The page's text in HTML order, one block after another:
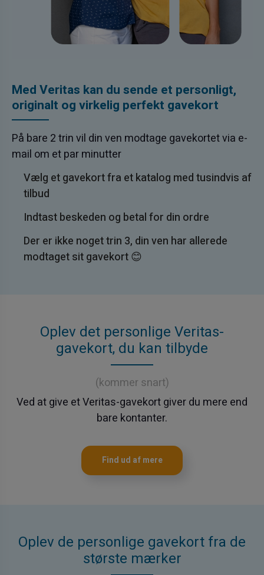
Med Veritas kan du sende et personligt,
originalt og virkelig perfekt gavekort
På bare 2 trin vil din ven modtage gavekortet via e-
mail om et par minutter
Vælg et gavekort fra et katalog med tusindvis af
tilbud
Indtast beskeden og betal for din ordre
Der er ikke noget trin 3, din ven har allerede
modtaget sit gavekort 😊
Oplev det personlige Veritas-
gavekort, du kan tilbyde
(kommer snart)
Ved at give et Veritas-gavekort giver du mere end
bare kontanter.
Find ud af mere
Oplev de personlige gavekort fra de
største mærker